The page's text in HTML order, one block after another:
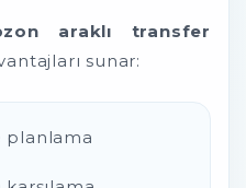
araklı transfer
sunar:
planlama